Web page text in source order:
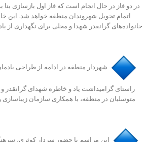
در دو فاز در حال انجام است که فاز اول بازسازی بنا
اتمام تحویل شهروندان منطقه خواهد شد. این
خانواده‌های گرانقدر شهدا و محلی برای نگهداری از
️شهردار منطقه در ادامه از طراحی
راستای‌ گرامیداشت یاد و خاطره شهدای گرانقدر و
متوسلیان در منطقه، با همکاری سازمان
️این مراسم با حضور سردار کوثری،